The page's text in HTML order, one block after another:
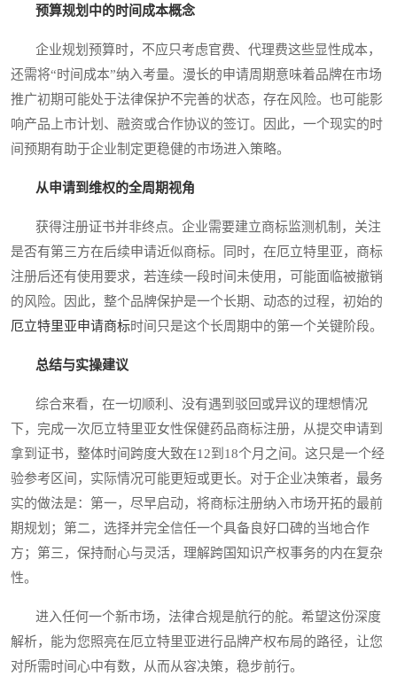
预算规划中的时间成本概念
企业规划预算时，不应只考虑官费、代理费这些显性成本，
还需将“时间成本”纳入考量。漫长的申请周期意味着品牌在市场
推广初期可能处于法律保护不完善的状态，存在风险。也可能影
响产品上市计划、融资或合作协议的签订。因此，一个现实的时
间预期有助于企业制定更稳健的市场进入策略。
从申请到维权的全周期视角
获得注册证书并非终点。企业需要建立商标监测机制，关注
是否有第三方在后续申请近似商标。同时，在厄立特里亚，商标
注册后还有使用要求，若连续一段时间未使用，可能面临被撤销
的风险。因此，整个品牌保护是一个长期、动态的过程，初始的
厄立特里亚申请商标时间只是这个长周期中的第一个关键阶段。
总结与实操建议
综合来看，在一切顺利、没有遇到驳回或异议的理想情况
下，完成一次厄立特里亚女性保健药品商标注册，从提交申请到
拿到证书，整体时间跨度大致在12到18个月之间。这只是一个经
验参考区间，实际情况可能更短或更长。对于企业决策者，最务
实的做法是：第一，尽早启动，将商标注册纳入市场开拓的最前
期规划；第二，选择并完全信任一个具备良好口碑的当地合作
方；第三，保持耐心与灵活，理解跨国知识产权事务的内在复杂
性。
进入任何一个新市场，法律合规是航行的舵。希望这份深度
解析，能为您照亮在厄立特里亚进行品牌产权布局的路径，让您
对所需时间心中有数，从而从容决策，稳步前行。